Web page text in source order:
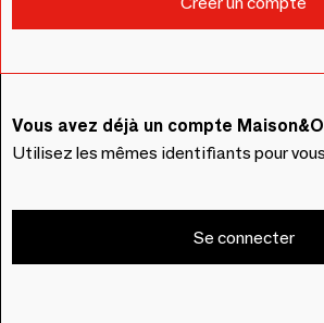
Vous avez déjà un compte
Utilisez les mêmes identifiants pour
Se connecter